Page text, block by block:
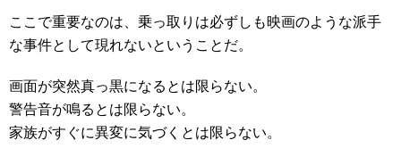
ここで重要なのは、乗っ取りは必ずしも映画のような派手
な事件として現れないということだ。
画面が突然真っ黒になるとは限らない。
警告音が鳴るとは限らない。
家族がすぐに異変に気づくとは限らない。